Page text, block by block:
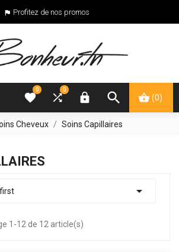
 Profitez de nos promos
(0)


0

0
Cheveux Soins Capillaires

1-12 de 12 article(s)